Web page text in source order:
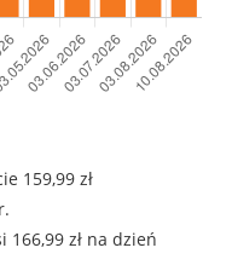
159,99 zł
zł na dzień